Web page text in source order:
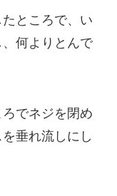
ところで、い
何よりとんで
でネジを閉め
垂れ流しにし